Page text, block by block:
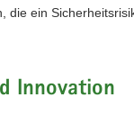
die ein
Innovation